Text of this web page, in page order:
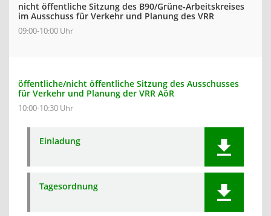
nicht öffentliche Sitzung des B90/Grüne-Arbeitskreises
im Ausschuss für Verkehr und Planung des VRR
09:00-10:00 Uhr
öffentliche/nicht öffentliche Sitzung des Ausschusses
für Verkehr und Planung der VRR AöR
10:00-10:30 Uhr
Einladung
Tagesordnung